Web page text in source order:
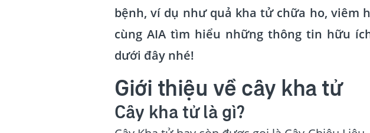
bệnh, ví dụ như quả kha tử chữa ho, viêm
cùng AIA tìm hiểu những thông tin hữu
dưới đây nhé!
Giới thiệu về cây kha tử
Cây kha tử là gì?